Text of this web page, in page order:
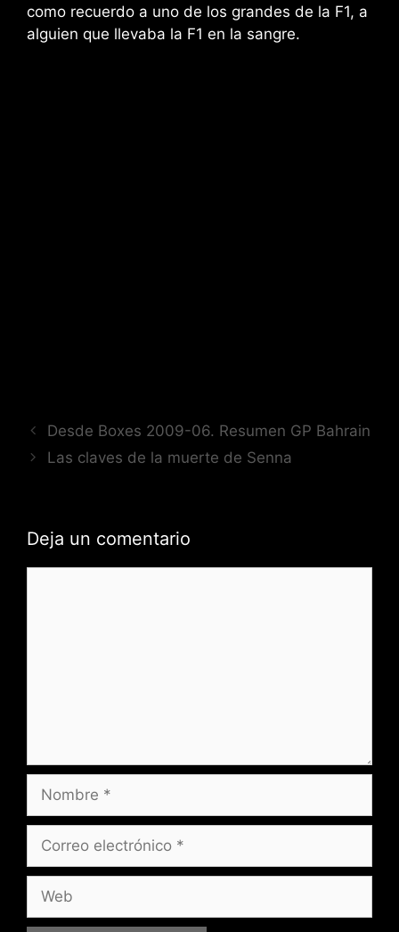
como recuerdo a uno de los grandes de la F1, a
alguien que llevaba la F1 en la sangre.
Desde Boxes 2009-06. Resumen GP Bahrain
Las claves de la muerte de Senna
Deja un comentario
Nombre
Correo
Web